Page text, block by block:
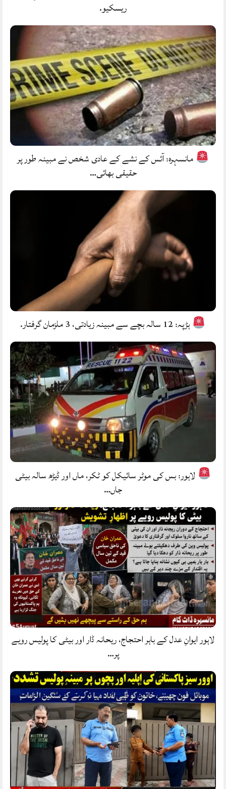
ریسکیو.
مانسہرہ: آئس کے نشے کے عادی شخص نے مبینہ طور پر
حقیقی بھائی…
ہڑپہ: 12 سالہ بچے سے مبینہ زیادتی، 3 ملزمان گرفتار.
لاہور: بس کی موٹر سائیکل کو ٹکر، ماں اور ڈیڑھ سالہ بیٹی
جاں…
لاہور ایوانِ عدل کے باہر احتجاج، ریحانہ ڈار اور بیٹی کا پولیس رویے
پر…